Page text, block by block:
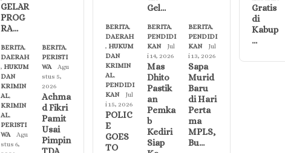
GELAR
PROG
RA…
BERITA,
DAERAH
, HUKUM
DAN
KRIMIN
AL,
KRIMIN
AL,
PERISTI
WA
Agu
stus 6,
BERITA,
PERISTI
WA
Agu
stus 5,
2026
Achma
d Fikri
Pamit
Usai
Pimpin
Gel…
BERITA,
DAERAH
, HUKUM
DAN
KRIMIN
AL,
PENDIDI
KAN
Jul
i 15, 2026
POLIC
E
GOES
TO
BERITA,
PENDIDI
KAN
Jul
i 14, 2026
Mas
Dhito
Pastik
an
Pemka
b
Kediri
Siap
BERITA,
PENDIDI
KAN
Jul
i 13, 2026
Sapa
Murid
Baru
di Hari
Perta
ma
MPLS,
Bu…
Gratis
di
Kabup
…